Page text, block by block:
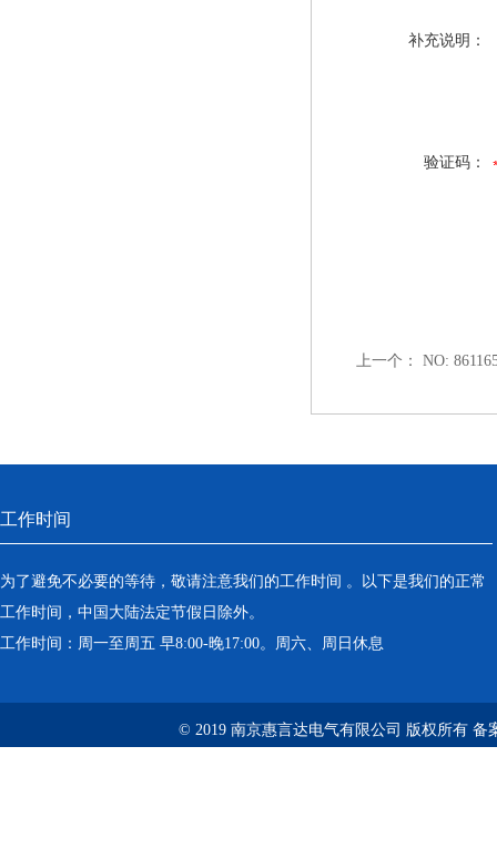
补充说明：
验证码：
上一个： NO:
工作时间
为了避免不必要的等待，敬请注意我们的工作时间 。以下是我们的正常
工作时间，中国大陆法定节假日除外。
工作时间：周一至周五 早8:00-晚17:00。周六、周日休息
© 2019 南京惠言达电气有限公司 版权所有 备